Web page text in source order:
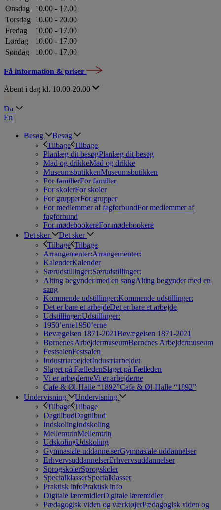
Onsdag
10.00 - 17.00
Torsdag
10.00 - 20.00
Fredag
10.00 - 17.00
Lørdag
10.00 - 17.00
Søndag
10.00 - 17.00
Få information & priser
Åbent i dag kl. 10.00-20.00
Da
En
Besøg
Besøg
Tilbage Tilbage
Planlæg dit besøgPlanlæg dit besøg
Mad og drikkeMad og drikke
MuseumsbutikkenMuseumsbutikken
For familierFor familier
For skolerFor skoler
For grupperFor grupper
For medlemmer af fagforbundFor medlemmer af
fagforbund
For mødebookereFor mødebookere
Det sker
Det sker
Tilbage Tilbage
Arrangementer:Arrangementer:
KalenderKalender
Særudstillinger:Særudstillinger:
Alting begynder med en sangAlting begynder med en
sang
Kommende udstillinger:Kommende udstillinger:
Det er bare et arbejdeDet er bare et arbejde
Udstillinger:Udstillinger:
1950’erne1950’erne
Bevægelsen 1871-2021Bevægelsen 1871-2021
Børnenes ArbejdermuseumBørnenes Arbejdermuseum
FestsalenFestsalen
IndustriarbejdetIndustriarbejdet
Slaget på FælledenSlaget på Fælleden
Vi er arbejderneVi er arbejderne
Cafe & Øl-Halle “1892”Cafe & Øl-Halle “1892”
Undervisning
Undervisning
Tilbage Tilbage
DagtilbudDagtilbud
IndskolingIndskoling
MellemtrinMellemtrin
UdskolingUdskoling
Gymnasiale uddannelserGymnasiale uddannelser
ErhvervsuddannelserErhvervsuddannelser
SprogskolerSprogskoler
SpecialklasserSpecialklasser
Praktisk infoPraktisk info
Digitale læremidlerDigitale læremidler
Pædagogisk viden og værktøjerPædagogisk viden og